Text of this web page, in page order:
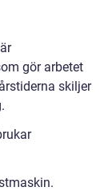
gör arbetet
skiljer